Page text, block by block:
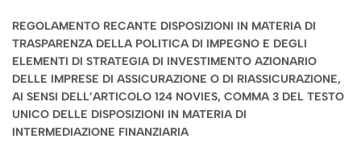
REGOLAMENTO RECANTE DISPOSIZIONI IN MATERIA DI
TRASPARENZA DELLA POLITICA DI IMPEGNO E DEGLI
ELEMENTI DI STRATEGIA DI INVESTIMENTO AZIONARIO
DELLE IMPRESE DI ASSICURAZIONE O DI RIASSICURAZIONE,
AI SENSI DELL’ARTICOLO 124 NOVIES, COMMA 3 DEL TESTO
UNICO DELLE DISPOSIZIONI IN MATERIA DI
INTERMEDIAZIONE FINANZIARIA